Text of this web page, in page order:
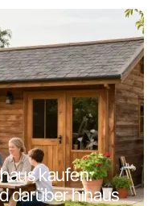
kaufen:
darüber hinaus